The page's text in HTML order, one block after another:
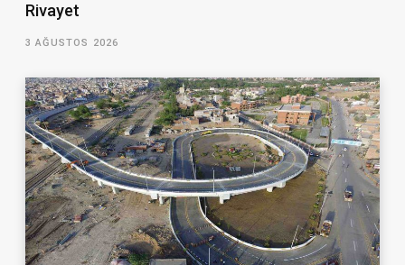
Rivayet
3 AĞUSTOS 2026